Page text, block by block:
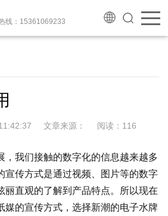
线：15361069233
11:42:37 文章来源： 阅读： 116
，我们接触的数字化的信息越来越多
宣传方式是通过视频、图片等的数字
丽直观的了解到产品特点。所以现在
媒的宣传方式，选择新潮的电子水牌